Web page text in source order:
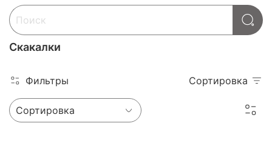
Скакалки
Фильтры Сортировка